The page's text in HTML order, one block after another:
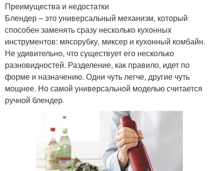
Преимущества и недостатки
Блендер – это универсальный механизм, который
способен заменять сразу несколько кухонных
инструментов: мясорубку, миксер и кухонный комбайн.
Не удивительно, что существует его несколько
разновидностей. Разделение, как правило, идет по
форме и назначению. Одни чуть легче, другие чуть
мощнее. Но самой универсальной моделью считается
ручной блендер.